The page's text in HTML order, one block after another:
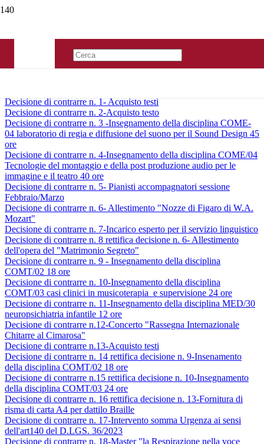
Decisione di contrarre n. 1- Acquisto testi
Decisione di contrarre n. 2-Acquisto testo
Decisione di contrarre n. 3 -Insegnamento della disciplina COME-
04 laboratorio di regia e diffusione del suono per il Sound Design 45
ore
Decisione di contrarre n. 4-Insegnamento della disciplina COME/04
Tecnologie del montaggio e della post produzione audio per le
immagine e il teatro 40 ore
Decisione di contrarre n. 5- Pianisti accompagnatori sessione
Febbraio/Marzo
Decisione di contrarre n. 6- Allestimento "Nozze di Figaro di W.A.
Mozart"
Decisione di contrarre n. 7-Incarico esperto per il servizio linguistico
Decisione di contrarre n. 8 rettifica decisione n. 6- Allestimento
dell'opera del "Matrimonio Segreto"
Decisione di contrarre n. 9 - Insegnamento della disciplina
COMT/02 18 ore
Decisione di contrarre n. 10-Insegnamento della disciplina
COMT/03 casi clinici in musicoterapia e supervisione 24 ore
Decisione di contrarre n. 11-Insegnamento della disciplina MED/30
neuropsichiatria infantile 12 ore
Decisione di contrarre n.12-Concerto "Rassegna Internazionale
Chitarre al Cimarosa"
Decisione di contrarre n.13-Acquisto testi
Decisione di contrarre n. 14 rettifica decisione n. 9-Insenamento
della disciplina COMT/02 18 ore
Decisione di contrarre n.15 rettifica decisione n. 10-Insegnamento
della disciplina COMT/03 24 ore
Decisione di contrarre n. 16 rettifica decisione n. 13-Fornitura di
risma di carta A4 per dattilo Braille
Decisione di contrarre n. 17-Intervento somma Urgenza ai sensi
dell'art140 del D.LGS. 36/2023
Decisione di contrarre n. 18-Master "la Respirazione nella voce